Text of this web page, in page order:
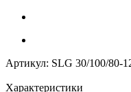
Артикул: SLG 30/100/80-
Характеристики